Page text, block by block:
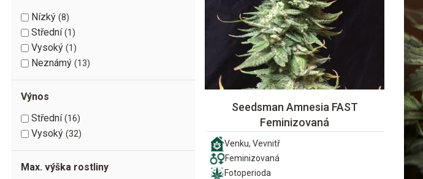
Nízký 8
Střední 1
Vysoký 1
Neznámý 13
Výnos
Střední 16
Vysoký 32
Max. výška rostliny
Seedsman Amnesia FAST
Feminizovaná
Venku, Vevnitř
Feminizovaná
Fotoperioda